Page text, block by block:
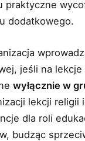
praktyczne
dodatkowego.
jeśli na
wyłącznie w
lekcji religii
dla roli
budząc